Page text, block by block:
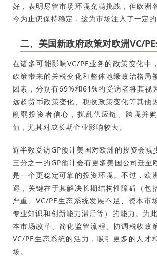
好，表明尽管市场环境充满挑战，但欧洲
今为止仍保持稳定，这为市场注入了一定的
二、 美国新政府政策对欧洲VC/
在诸多可能影响VC/PE业务的政策变化中
政策带来的关税变化和整体地缘政治格局
因素，分别有69%和61%的受访者将其视
远超货币政策变化、税收政策变化等其他
削弱投资者信心，扰乱供应链、跨境并
值，尤其对成长期企业影响较大。
近半数受访GP预计美国对欧洲的投资会减
三分之一的GP预计会有更多美国公司迁至
是一个更稳定可靠的投资环境。不过，欧
遇，关键在于其解决长期结构性障碍（包
严重、VC/PE生态系统发展不足、资本市
专业知识和创新能力滞后等）的能力。为
本市场改革、简化监管流程、协调税收政
VC/PE生态系统的活力，吸引更多的人才
场。